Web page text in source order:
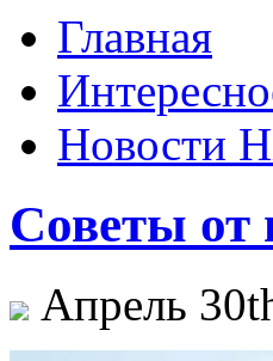
Главная
Новости
Советы от
Апрель